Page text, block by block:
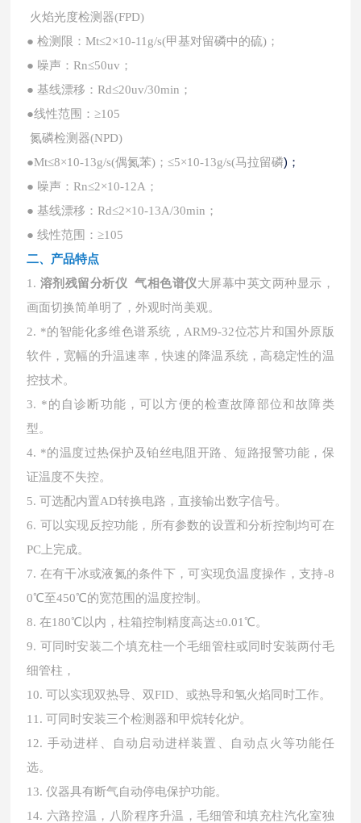
火焰光度检测器(FPD)
● 检测限：Mt≤2×10-11g/s(甲基对留磷中的硫)；
● 噪声：Rn≤50uv；
● 基线漂移：Rd≤20uv/30min；
●线性范围：≥105
氮磷检测器(NPD)
●Mt≤8×10-13g/s(偶氮苯)；≤5×10-13g/s(马拉留磷)；
● 噪声：Rn≤2×10-12A；
● 基线漂移：Rd≤2×10-13A/30min；
● 线性范围：≥105
二、 产品特点
1. 溶剂残留分析仪 气相色谱仪大屏幕中英文两种显示，
画面切换简单明了，外观时尚美观。
2. *的智能化多维色谱系统，ARM9-32位芯片和国外原版
软件，宽幅的升温速率，快速的降温系统，高稳定性的温
控技术。
3. *的自诊断功能，可以方便的检查故障部位和故障类
型。
4. *的温度过热保护及铂丝电阻开路、短路报警功能，保
证温度不失控。
5. 可选配内置AD转换电路，直接输出数字信号。
6. 可以实现反控功能，所有参数的设置和分析控制均可在
PC上完成。
7. 在有干冰或液氮的条件下，可实现负温度操作，支持-8
0℃至450℃的宽范围的温度控制。
8. 在180℃以内，柱箱控制精度高达±0.01℃。
9. 可同时安装二个填充柱一个毛细管柱或同时安装两付毛
细管柱，
10. 可以实现双热导、双FID、或热导和氢火焰同时工作。
11. 可同时安装三个检测器和甲烷转化炉。
12. 手动进样、自动启动进样装置、自动点火等功能任
选。
13. 仪器具有断气自动停电保护功能。
14. 六路控温，八阶程序升温，毛细管和填充柱汽化室独